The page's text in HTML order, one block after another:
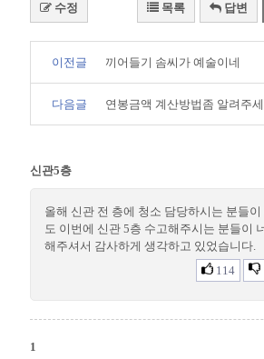
수정 목록 답변
이전글 끼어들기 솜씨가 예술이네
다음글 연봉금액 계산방법좀 알려주
신관5층
올해 신관 전 층에 청소 담당하시는 분들이
도 이번에 신관 5층 수고해주시는 분들이
해주셔서 감사하게 생각하고 있었습니다.
114
1